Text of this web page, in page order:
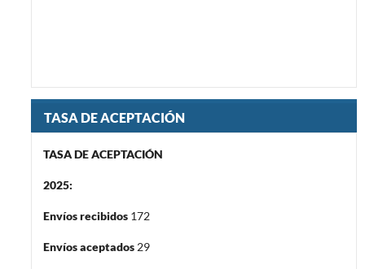
TASA DE ACEPTACIÓN
TASA DE ACEPTACIÓN
2025:
Envíos recibidos172
Envíos aceptados29